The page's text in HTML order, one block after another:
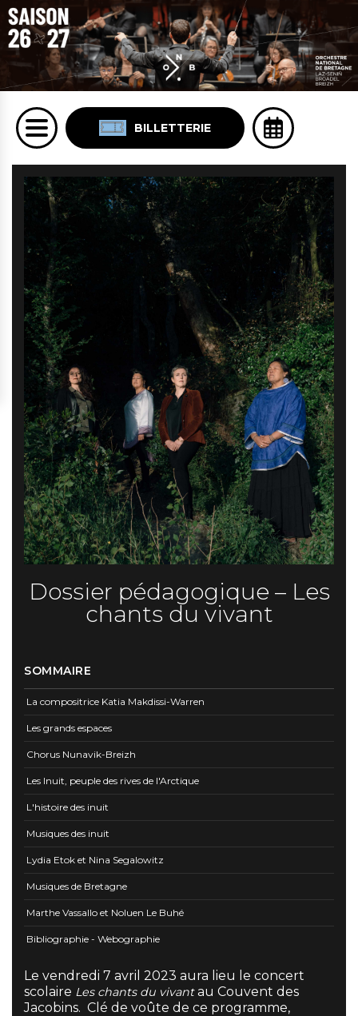
BILLETTERIE
Dossier pédagogique – Les
chants du vivant
SOMMAIRE
La compositrice Katia Makdissi-Warren
Les grands espaces
Chorus Nunavik-Breizh
Les Inuit, peuple des rives de l'Arctique
L'histoire des inuit
Musiques des inuit
Lydia Etok et Nina Segalowitz
Musiques de Bretagne
Marthe Vassallo et Noluen Le Buhé
Bibliographie - Webographie
Le vendredi 7 avril 2023 aura lieu le concert
scolaire Les chants du vivantau Couvent des
Jacobins. Clé de voûte de ce programme,